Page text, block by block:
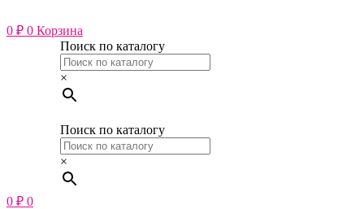
к
содержимому
0 ₽ 0 Корзина
Поиск по каталогу
×
Поиск по каталогу
×
0 ₽ 0